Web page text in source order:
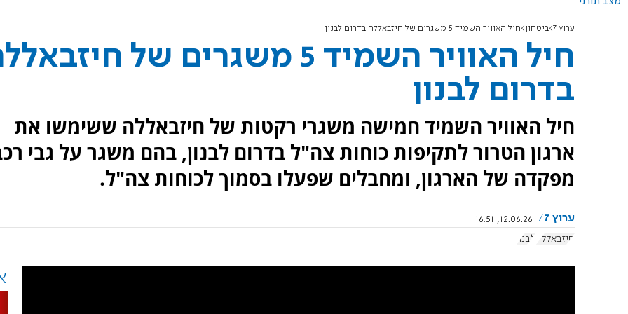
ערוץ 7 ביטחון חיל האוויר השמיד 5 משגרים של חיזבאללה בדרום לבנון
חיל האוויר השמיד 5 משגרים של
בדרום לבנון
חיל האוויר השמיד חמישה משגרי רקטות של חיזבאללה ששימשו את
ארגון הטרור לתקיפות כוחות צה"ל בדרום לבנון, בהם משגר על גבי
מפקדה של הארגון, ומחבלים שפעלו בסמוך לכוחות צה"ל.
ערוץ 7
12.06.26, 16:51
חיזבאללה
לבנון